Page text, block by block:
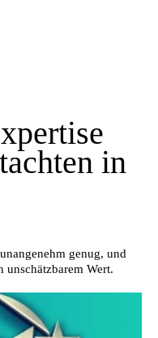
in
genug, und
unschätzbarem Wert.